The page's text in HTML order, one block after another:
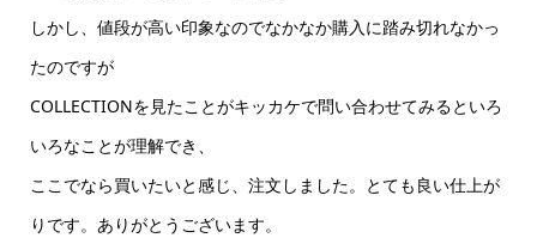
しかし、値段が高い印象なのでなかなか購入に踏み切れなかっ
たのですが
COLLECTIONを見たことがキッカケで問い合わせてみるといろ
いろなことが理解でき、
ここでなら買いたいと感じ、注文しました。とても良い仕上が
りです。ありがとうございます。